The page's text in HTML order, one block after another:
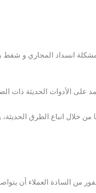
مشكلة انسداد المجاري و
على الأدوات الحديثة ذات
من خلال اتباع الطرق
من السادة العملاء أن